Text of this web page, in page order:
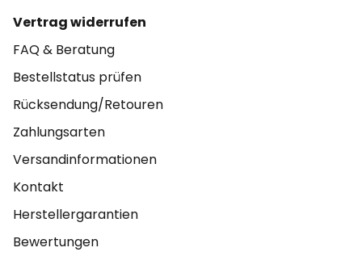
Vertrag widerrufen
FAQ & Beratung
Bestellstatus prüfen
Rücksendung/Retouren
Zahlungsarten
Versandinformationen
Kontakt
Herstellergarantien
Bewertungen